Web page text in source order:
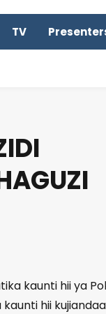
TV
kaunti hii ya
hii kujiandaa